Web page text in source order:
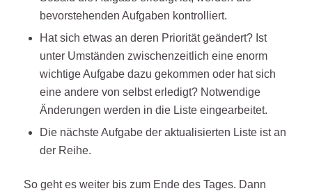
bevorstehenden Aufgaben kontrolliert.
Hat sich etwas an deren Priorität geändert? Ist
unter Umständen zwischenzeitlich eine enorm
wichtige Aufgabe dazu gekommen oder hat sich
eine andere von selbst erledigt? Notwendige
Änderungen werden in die Liste eingearbeitet.
Die nächste Aufgabe der aktualisierten Liste ist an
der Reihe.
So geht es weiter bis zum Ende des Tages. Dann